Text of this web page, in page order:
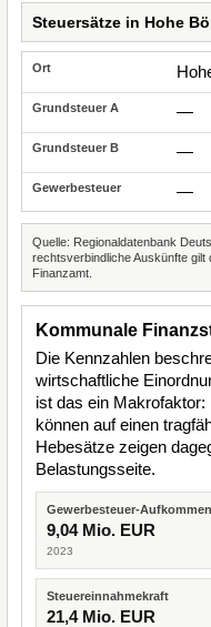
Steuersätze in Hohe
—
—
—
Quelle: Regionaldatenbank
rechtsverbindliche Auskünfte gilt
Finanzamt.
Kommunale
Die Kennzahlen
wirtschaftliche
ist das ein
können auf einen
Hebesätze zeigen
Belastungsseite.
Gewerbesteuer-Aufkommen
9,04 Mio. EUR
2023
Steuereinnahmekraft
21,4 Mio. EUR